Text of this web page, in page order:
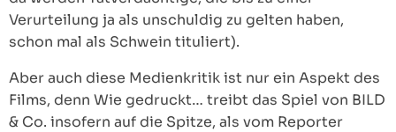
Verurteilung ja als unschuldig zu gelten haben,
schon mal als Schwein tituliert).
Aber auch diese Medienkritik ist nur ein Aspekt des
Films, denn Wie gedruckt… treibt das Spiel von BILD
& Co. insofern auf die Spitze, als vom Reporter